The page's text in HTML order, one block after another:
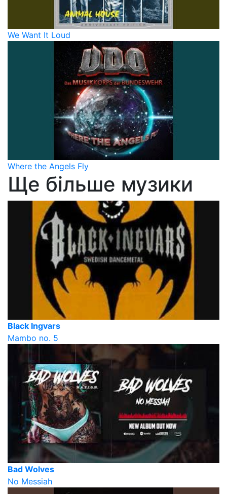
We Want It Loud
Where the Angels Fly
Ще більше музики
Black Ingvars
Mambo no. 5
Bad Wolves
No Messiah